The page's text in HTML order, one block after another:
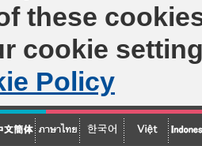
these
cookie
Policy